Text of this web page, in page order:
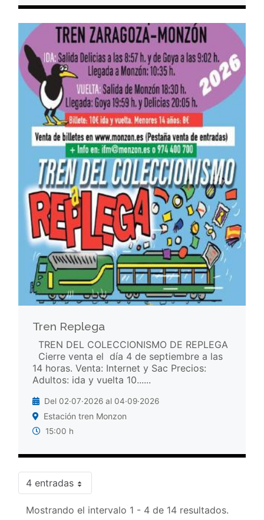
Tren Replega
TREN DEL COLECCIONISMO DE REPLEGA
Cierre venta el día 4 de septiembre a las
14 horas. Venta: Internet y Sac Precios:
Adultos: ida y vuelta 10......
Del 02·07·2026 al 04·09·2026
Estación tren Monzon
15:00 h
4 entradas
Mostrando el intervalo 1 - 4 de 14 resultados.